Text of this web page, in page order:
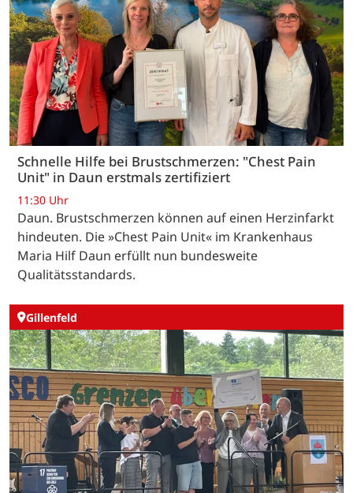
Schnelle Hilfe bei Brustschmerzen: "Chest Pain
Unit" in Daun erstmals zertifiziert
11:30 Uhr
Daun. Brustschmerzen können auf einen Herzinfarkt
hindeuten. Die »Chest Pain Unit« im Krankenhaus
Maria Hilf Daun erfüllt nun bundesweite
Qualitätsstandards.
Gillenfeld